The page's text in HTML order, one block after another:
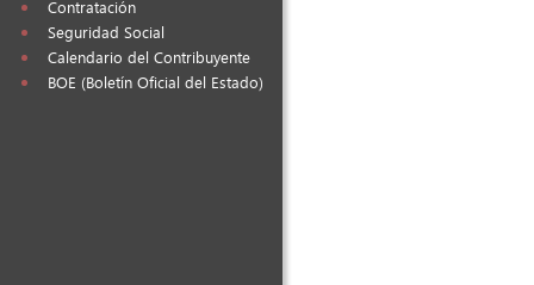
Contratación
Seguridad Social
Calendario del Contribuyente
BOE (Boletín Oficial del Estado)